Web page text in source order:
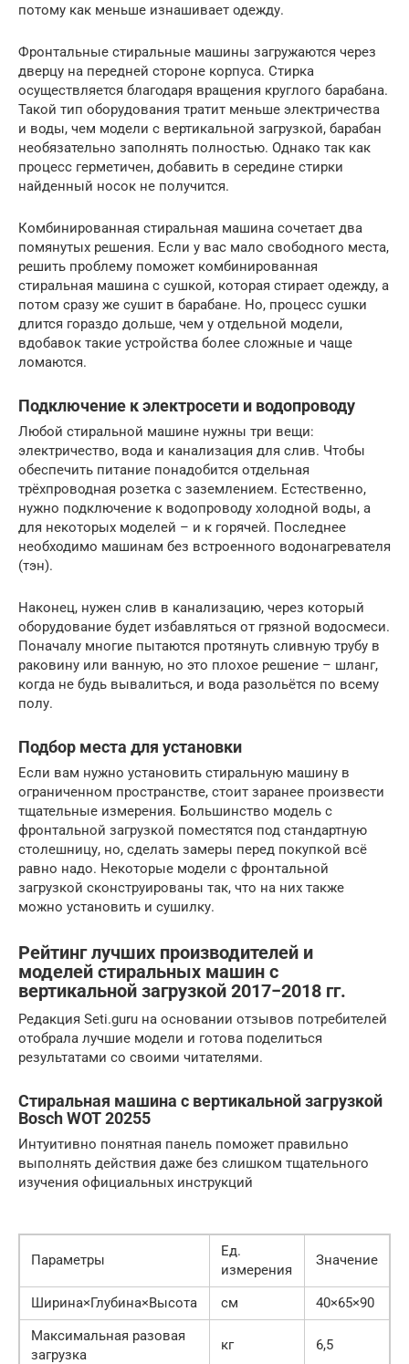
потому как меньше изнашивает одежду.
Фронтальные стиральные машины загружаются через
дверцу на передней стороне корпуса. Стирка
осуществляется благодаря вращения круглого барабана.
Такой тип оборудования тратит меньше электричества
и воды, чем модели с вертикальной загрузкой, барабан
необязательно заполнять полностью. Однако так как
процесс герметичен, добавить в середине стирки
найденный носок не получится.
Комбинированная стиральная машина сочетает два
помянутых решения. Если у вас мало свободного места,
решить проблему поможет комбинированная
стиральная машина с сушкой, которая стирает одежду, а
потом сразу же сушит в барабане. Но, процесс сушки
длится гораздо дольше, чем у отдельной модели,
вдобавок такие устройства более сложные и чаще
ломаются.
Подключение к электросети и водопроводу
Любой стиральной машине нужны три вещи:
электричество, вода и канализация для слив. Чтобы
обеспечить питание понадобится отдельная
трёхпроводная розетка с заземлением. Естественно,
нужно подключение к водопроводу холодной воды, а
для некоторых моделей – и к горячей. Последнее
необходимо машинам без встроенного водонагревателя
(тэн).
Наконец, нужен слив в канализацию, через который
оборудование будет избавляться от грязной водосмеси.
Поначалу многие пытаются протянуть сливную трубу в
раковину или ванную, но это плохое решение – шланг,
когда не будь вывалиться, и вода разольётся по всему
полу.
Подбор места для установки
Если вам нужно установить стиральную машину в
ограниченном пространстве, стоит заранее произвести
тщательные измерения. Большинство модель с
фронтальной загрузкой поместятся под стандартную
столешницу, но, сделать замеры перед покупкой всё
равно надо. Некоторые модели с фронтальной
загрузкой сконструированы так, что на них также
можно установить и сушилку.
Рейтинг лучших производителей и
моделей стиральных машин с
вертикальной загрузкой 2017−2018 гг.
Редакция Seti.guru на основании отзывов потребителей
отобрала лучшие модели и готова поделиться
результатами со своими читателями.
Стиральная машина с вертикальной загрузкой
Bosch WOT 20255
Интуитивно понятная панель поможет правильно
выполнять действия даже без слишком тщательного
изучения официальных инструкций
Параметры
Ед.
измерения
Значение
Ширина×Глубина×Высота см
40×65×90
Максимальная разовая
загрузка
кг 6,5